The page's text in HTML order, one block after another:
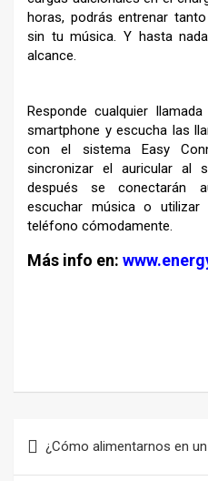
horas, podrás entrenar
sin tu música. Y hasta
alcance.
Responde cualquier
smartphone y escucha las
con el sistema Easy
sincronizar el auricular al
después se conectarán
escuchar música o
teléfono cómodamente.
Más info en:
de
¿Cómo alimentarnos en